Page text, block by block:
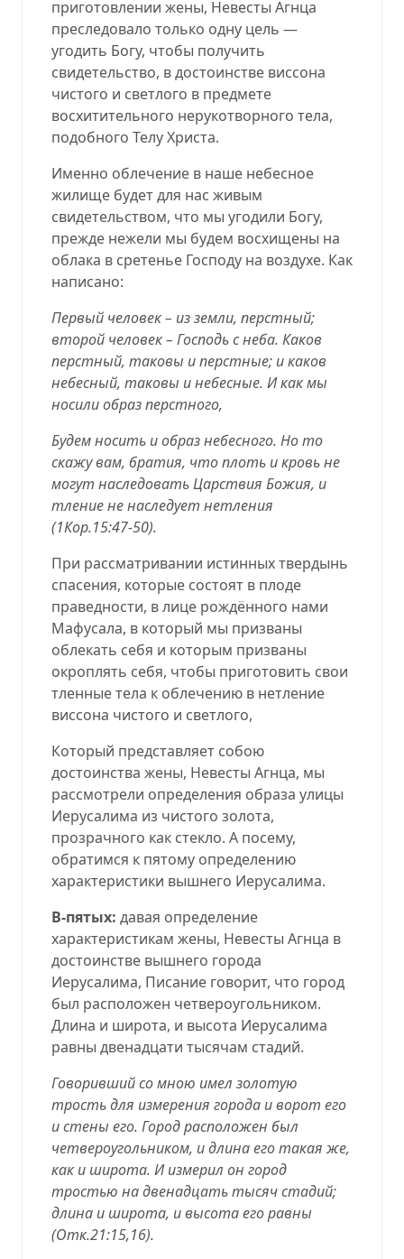
приготовлении жены, Невесты Агнца
преследовало только одну цель —
угодить Богу, чтобы получить
свидетельство, в достоинстве виссона
чистого и светлого в предмете
восхитительного нерукотворного тела,
подобного Телу Христа.
Именно облечение в наше небесное
жилище будет для нас живым
свидетельством, что мы угодили Богу,
прежде нежели мы будем восхищены на
облака в сретенье Господу на воздухе. Как
написано:
Первый человек – из земли, перстный;
второй человек – Господь с неба. Каков
перстный, таковы и перстные; и каков
небесный, таковы и небесные. И как мы
носили образ перстного,
Будем носить и образ небесного. Но то
скажу вам, братия, что плоть и кровь не
могут наследовать Царствия Божия, и
тление не наследует нетления
(1Кор.15:47-50).
При рассматривании истинных твердынь
спасения, которые состоят в плоде
праведности, в лице рождённого нами
Мафусала, в который мы призваны
облекать себя и которым призваны
окроплять себя, чтобы приготовить свои
тленные тела к облечению в нетление
виссона чистого и светлого,
Который представляет собою
достоинства жены, Невесты Агнца, мы
рассмотрели определения образа улицы
Иерусалима из чистого золота,
прозрачного как стекло. А посему,
обратимся к пятому определению
характеристики вышнего Иерусалима.
В-пятых: давая определение
характеристикам жены, Невесты Агнца в
достоинстве вышнего города
Иерусалима, Писание говорит, что город
был расположен четвероугольником.
Длина и широта, и высота Иерусалима
равны двенадцати тысячам стадий.
Говоривший со мною имел золотую
трость для измерения города и ворот его
и стены его. Город расположен был
четвероугольником, и длина его такая же,
как и широта. И измерил он город
тростью на двенадцать тысяч стадий;
длина и широта, и высота его равны
(Отк.21:15,16).